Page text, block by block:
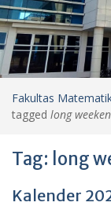
Fakultas
tagged long
Tag: long
Kalender